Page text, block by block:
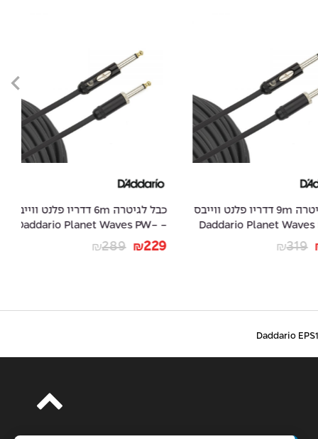
כבל לגיטרה 9m דדריו פלנט ווייבס
- Daddario Planet
₪
כבל לגיטרה 6m דדריו פלנט ווייבס
- Daddario Planet Waves PW-
AMSK-20
₪ 289 ₪